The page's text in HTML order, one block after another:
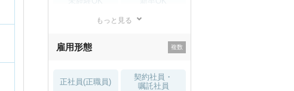
住宅手当・補助
土日祝休 無資格 OK
もっと見る
雇用形態
正社員(正職員)
契約社員・
嘱託社員